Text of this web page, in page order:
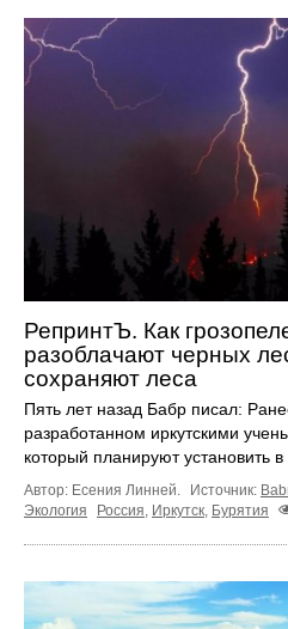
РепринтЪ. Как
разоблачают черных
сохраняют леса
Пять лет назад Бабр писал:
разработанном иркутскими
который планируют установить в
Автор: Есения Линней. Источник:
Экология
Россия Иркутск Бурятия